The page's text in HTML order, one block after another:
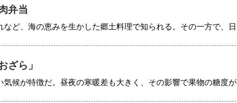
弁当
ど、海の恵みを生かした郷土料理で知られる。その一方で、日
ら」
候が特徴だ。昼夜の寒暖差も大きく、その影響で果物の糖度が